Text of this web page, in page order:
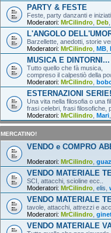
PARTY & FESTE
Feste, party danzanti e
Moderatori: MrCilindro Deb
L'ANGOLO
Barzellette, anedotti, storie
Moderatori: MrCilindro MB
MUSICA E DINTORNI...
Tutto quello che fà musica,
compreso il calpestiò della
Moderatori: MrCilindro
ESTERNAZIONI
Una vita nella filosofia o una
frasi celebri, frasi filosofiche,
Moderatori: MrCilindro Mari
MERCATINO!
VENDO e COMPRO
Moderatori: MrCilindro
VENDO MATERIALE
SCI, attacchi, scioline ecc..
Moderatori: MrCilindro elis
VENDO MATERIALE
tavole, attacchi, attrezzi e
Moderatori: MrCilindro
VENDO MATERIALE